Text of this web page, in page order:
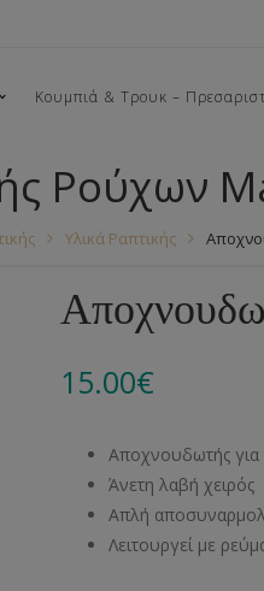
Κρόσια
Φυτίλια-
Διάφορες
Κουμπιά & Τρουκ –
Ξύλινα
Πουκαμίσου
Στρας
Μοντγκόμερι
Άλλα Υλικά
Ρούχων
Υλικά Ραπτικής
15.00€
Αποχνουδωτής
Άνετη λαβή χειρός
Απλή
Λειτουργεί με